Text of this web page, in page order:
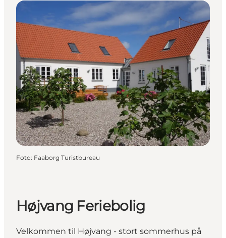
Foto: Faaborg Turistbureau
Højvang Feriebolig
Velkommen til Højvang - stort sommerhus på